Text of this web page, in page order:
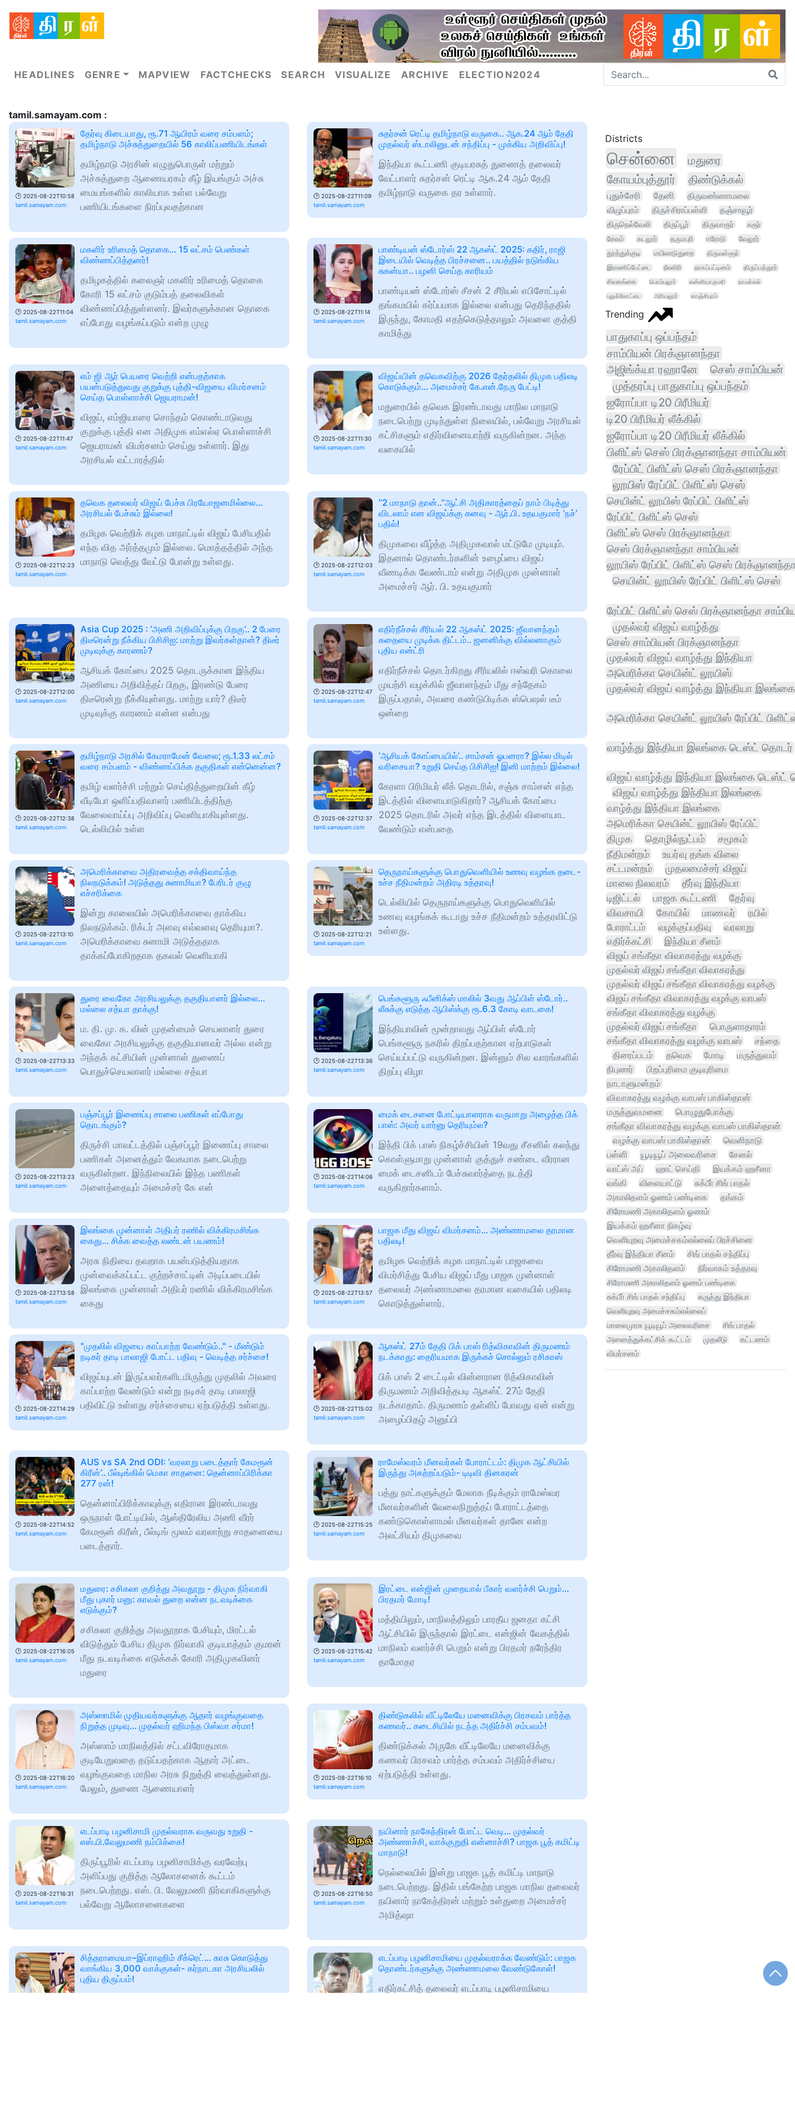
HEADLINES GENRE MAPVIEW FACTCHECKS SEARCH VISUALIZE ARCHIVE ELECTION2024
tamil.samayam.com :
🕑 2025-08-22T10:58
tamil.samayam.com
தேர்வு கிடையாது, ரூ.71 ஆயிரம் வரை சம்பளம்;
தமிழ்நாடு அச்சுத்துறையில் 56 காலிப்பணியிடங்கள்
தமிழ்நாடு அரசின் எழுதுபொருள் மற்றும்
அச்சுத்துறை ஆணையரகம் கீழ் இயங்கும் அச்சு
மையங்களில் காலியாக உள்ள பல்வேறு
பணியிடங்களை நிரப்புவதற்கான
🕑 2025-08-22T11:09
tamil.samayam.com
சுதர்சன் ரெட்டி தமிழ்நாடு வருகை.. ஆக.24 ஆம் தேதி
முதல்வர் ஸ்டாலினுடன் சந்திப்பு - முக்கிய அறிவிப்பு!
இந்தியா கூட்டணி குடியரசுத் துணைத் தலைவர்
வேட்பாளர் சுதர்சன் ரெட்டி ஆக.24 ஆம் தேதி
தமிழ்நாடு வருகை தர உள்ளார்.
🕑 2025-08-22T11:04
tamil.samayam.com
மகளிர் உரிமைத் தொகை... 15 லட்சம் பெண்கள்
விண்ணப்பித்தனர்!
தமிழகத்தில் கலைஞர் மகளிர் உரிமைத் தொகை
கோரி 15 லட்சம் குடும்பத் தலைவிகள்
விண்ணப்பித்துள்ளனர். இவர்களுக்கான தொகை
எப்போது வழங்கப்படும் என்ற முழு
🕑 2025-08-22T11:14
tamil.samayam.com
பாண்டியன் ஸ்டோர்ஸ் 22 ஆகஸ்ட் 2025: கதிர், ராஜி
இடையில் வெடித்த பிரச்சனை.. பயத்தில் நடுங்கிய
சுகன்யா.. பழனி செய்த காரியம்
பாண்டியன் ஸ்டோர்ஸ் சீசன் 2 சீரியல் எபிசோட்டில்
தங்கமயில் கர்ப்பமாக இல்லை என்பது தெரிந்ததில்
இருந்து, கோமதி எதற்கெடுத்தாலும் அவளை குத்தி
காமித்து
🕑 2025-08-22T11:47
tamil.samayam.com
எம் ஜி ஆர் பெயரை வெற்றி என்பதற்காக
பயன்படுத்துவது குறுக்கு புத்தி-விஜயை விமர்சனம்
செய்த பொள்ளாச்சி ஜெயராமன்!
விஜய், எம்ஜியாரை சொந்தம் கொண்டாடுவது
குறுக்கு புத்தி என அதிமுக எம்எல்ஏ பொள்ளாச்சி
ஜெயராமன் விமர்சனம் செய்து உள்ளார். இது
அரசியல் வட்டாரத்தில்
🕑 2025-08-22T11:30
tamil.samayam.com
விஜய்யின் தவெகவிற்கு 2026 தேர்தலில் திமுக பதிலடி
கொடுக்கும்… அமைச்சர் கே.என்.நேரு பேட்டி!
மதுரையில் தவெக இரண்டாவது மாநில மாநாடு
நடைபெற்று முடிந்துள்ள நிலையில், பல்வேறு அரசியல்
கட்சிகளும் எதிர்வினையாற்றி வருகின்றன. அந்த
வகையில்
🕑 2025-08-22T12:23
tamil.samayam.com
தவெக தலைவர் விஜய் பேச்சு பிரயோஜனமில்லை...
அரசியல் பேச்சும் இல்லை!
தமிழக வெற்றிக் கழக மாநாட்டில் விஜய் பேசியதில்
எந்த வித அர்த்தமும் இல்லை. மொத்தத்தில் அந்த
மாநாடு வெத்து வேட்டு போன்று உள்ளது.
🕑 2025-08-22T12:03
tamil.samayam.com
’’2 மாநாடு தான்..’’ஆட்சி அதிகாரத்தைப் நாம் பிடித்து
விடலாம் என விஜய்க்கு கனவு - ஆர்.பி. உதயகுமார் ’நச்’
பதில்!
திமுகவை வீழ்த்த அதிமுகவால் மட்டுமே முடியும்.
இதனால் தொண்டர்களின் உழைப்பை விஜய்
வீணடிக்க வேண்டாம் என்று அதிமுக முன்னாள்
அமைச்சர் ஆர். பி. உதயகுமார்
🕑 2025-08-22T12:00
tamil.samayam.com
Asia Cup 2025 : ‘அணி அறிவிப்புக்கு பிறகு’.. 2 பேரை
திடீரென்று நீக்கிய பிசிசிஐ: மாற்று இவர்கள்தான்? திடீர்
முடிவுக்கு காரணம்?
ஆசியக் கோப்பை 2025 தொடருக்கான இந்திய
அணியை அறிவித்தப் பிறகு, இரண்டு பேரை
திடீரென்று நீக்கியுள்ளது. மாற்று யார்? திடீர்
முடிவுக்கு காரணம் என்ன என்பது
🕑 2025-08-22T12:47
tamil.samayam.com
எதிர்நீச்சல் சீரியல் 22 ஆகஸ்ட் 2025: ஜீவானந்தம்
கதையை முடிக்க திட்டம்.. ஜனனிக்கு வில்லனாகும்
புதிய என்ட்ரி
எதிர்நீச்சல் தொடர்கிறது சீரியலில் ஈஸ்வரி கொலை
முயற்சி வழக்கில் ஜீவானந்தம் மீது சந்தேகம்
இருப்பதால், அவரை கண்டுபிடிக்க ஸ்பெஷல் டீம்
ஒன்றை
🕑 2025-08-22T12:38
tamil.samayam.com
தமிழ்நாடு அரசில் கேமராமேன் வேலை; ரூ.1.33 லட்சம்
வரை சம்பளம் - விண்ணப்பிக்க தகுதிகள் என்னென்ன?
தமிழ் வளர்ச்சி மற்றும் செய்தித்துறையின் கீழ்
வீடியோ ஒளிப்பதிவாளர் பணியிடத்திற்கு
வேலைவாய்ப்பு அறிவிப்பு வெளியாகியுள்ளது.
டெல்லியில் உள்ள
🕑 2025-08-22T12:37
tamil.samayam.com
‘ஆசியக் கோப்பையில்’.. சாம்சன் ஓபனரா? இல்ல மிடில்
வரிசையா? உறுதி செய்த பிசிசிஐ! இனி மாற்றம் இல்லை!
கேரளா பிரிமியர் லீக் தொடரில், சஞ்சு சாம்சன் எந்த
இடத்தில் விளையாடுகிறார்? ஆசியக் கோப்பை
2025 தொடரில் அவர் எந்த இடத்தில் விளையாட
வேண்டும் என்பதை
🕑 2025-08-22T13:10
tamil.samayam.com
அமெரிக்காவை அதிரவைத்த சக்திவாய்ந்த
நிலநடுக்கம்! அடுத்தது சுனாமியா? பேரிடர் குழு
எச்சரிக்கை
இன்று காலையில் அமெரிக்காவை தாக்கிய
நிலநடுக்கம். ரிக்டர் அளவு எவ்வளவு தெரியுமா?.
அமெரிக்காவை சுனாமி அடுத்ததாக
தாக்கப்போகிறதாக தகவல் வெளியாகி
🕑 2025-08-22T12:21
tamil.samayam.com
தெருநாய்களுக்கு பொதுவெளியில் உணவு வழங்க தடை-
உச்ச நீதிமன்றம் அதிரடி உத்தரவு!
டெல்லியில் தெருநாய்களுக்கு பொதுவெளியில்
உணவு வழங்கக் கூடாது உச்ச நீதிமன்றம் உத்தரவிட்டு
உள்ளது.
🕑 2025-08-22T13:33
tamil.samayam.com
துரை வைகோ அரசியலுக்கு தகுதியானர் இல்லை...
மல்லை சத்யா தாக்கு!
ம. தி. மு. க. வின் முதன்மைச் செயலாளர் துரை
வைகோ அரசியலுக்கு தகுதியானவர் அல்ல என்று
அந்தக் கட்சியின் முன்னாள் துணைப்
பொதுச்செயலாளர் மல்லை சத்யா
🕑 2025-08-22T13:36
tamil.samayam.com
பெங்களூரு ஃபீனிக்ஸ் மாலில் 3வது ஆப்பிள் ஸ்டோர்..
லீசுக்கு எடுத்த ஆபிஸ்க்கு ரூ.6.3 கோடி வாடகை!
இந்தியாவின் மூன்றாவது ஆப்பிள் ஸ்டோர்
பெங்களூரு நகரில் திறப்பதற்கான ஏற்பாடுகள்
செய்யப்பட்டு வருகின்றன. இன்னும் சில வாரங்களில்
திறப்பு விழா
🕑 2025-08-22T13:23
tamil.samayam.com
பஞ்சப்பூர் இணைப்பு சாலை பணிகள் எப்போது
தொடங்கும்?
திருச்சி மாவட்டத்தில் பஞ்சப்பூர் இணைப்பு சாலை
பணிகள் அனைத்தும் வேகமாக நடைபெற்று
வருகின்றன. இந்நிலையில் இந்த பணிகள்
அனைத்தையும் அமைச்சர் கே என்
🕑 2025-08-22T14:06
tamil.samayam.com
மைக் டைசனை போட்டியாளராக வருமாறு அழைத்த பிக்
பாஸ்: அவர் யார்னு தெரியும்ல?
இந்தி பிக் பாஸ் நிகழ்ச்சியின் 19வது சீசனில் கலந்து
கொள்ளுமாறு முன்னாள் குத்துச் சண்டை வீரரான
மைக் டைசனிடம் பேச்சுவார்த்தை நடத்தி
வருகிறார்களாம்.
🕑 2025-08-22T13:58
tamil.samayam.com
இலங்கை முன்னாள் அதிபர் ரணில் விக்கிரமசிங்க
கைது… சிக்க வைத்த லண்டன் பயணம்!
அரசு நிதியை தவறாக பயன்படுத்தியதாக
முன்வைக்கப்பட்ட குற்றச்சாட்டின் அடிப்படையில்
இலங்கை முன்னாள் அதிபர் ரணில் விக்கிரமசிங்க
கைது
🕑 2025-08-22T13:57
tamil.samayam.com
பாஜக மீது விஜய் விமர்சனம்... அண்ணாமலை தரமான
பதிலடி!
தமிழக வெற்றிக் கழக மாநாட்டில் பாஜகவை
விமர்சித்து பேசிய விஜய் மீது பாஜக முன்னாள்
தலைவர் அண்ணாமலை தரமான வகையில் பதிலடி
கொடுத்துள்ளார்.
🕑 2025-08-22T14:29
tamil.samayam.com
"முதலில் விஜயை காப்பாற்ற வேண்டும்.." - மீண்டும்
நடிகர் தாடி பாலாஜி போட்ட பதிவு - வெடித்த சர்ச்சை!
விஜய்யுடன் இருப்பவர்களிடமிருந்து முதலில் அவரை
காப்பாற்ற வேண்டும் என்று நடிகர் தாடி பாலாஜி
பதிவிட்டு உள்ளது சர்ச்சையை ஏற்படுத்தி உள்ளது.
🕑 2025-08-22T15:02
tamil.samayam.com
ஆகஸ்ட் 27ம் தேதி பிக் பாஸ் ரித்விகாவின் திருமணம்
நடக்காது: தைரியமாக இருக்கச் சொல்லும் ரசிகாஸ்
பிக் பாஸ் 2 டைட்டில் வின்னரான ரித்விகாவின்
திருமணம் அறிவித்தபடி ஆகஸ்ட் 27ம் தேதி
நடக்காதாம். திருமணம் தள்ளிப் போவது ஏன் என்று
அழைப்பிதழ் அனுப்பி
🕑 2025-08-22T14:52
tamil.samayam.com
AUS vs SA 2nd ODI: ‘வரலாறு படைத்தார் கேமரூன்
கிரீன்’.. பீல்டிங்கில் மெகா சாதனை: தென்னாப்பிரிக்கா
277 ரன்!
தென்னாப்பிரிக்காவுக்கு எதிரான இரண்டாவது
ஒருநாள் போட்டியில், ஆஸ்திரேலிய அணி வீரர்
கேமரூன் கிரீன், பீல்டிங் மூலம் வரலாற்று சாதனையை
படைத்தார்.
🕑 2025-08-22T15:25
tamil.samayam.com
ராமேஸ்வரம் மீனவர்கள் போராட்டம்: திமுக ஆட்சியில்
இருந்து அகற்றப்படும்- டிடிவி தினகரன்
பத்து நாட்களுக்கும் மேலாக நீடிக்கும் ராமேஸ்வர
மீனவர்களின் வேலைநிறுத்தப் போராட்டத்தை
கண்டுகொள்ளாமல் மீனவர்கள் தானே என்ற
அலட்சியம் திமுகவை
🕑 2025-08-22T16:05
tamil.samayam.com
மதுரை: சசிகலா குறித்து அவதூறு - திமுக நிர்வாகி
மீது புகார் மனு: காவல் துறை என்ன நடவடிக்கை
எடுக்கும்?
சசிகலா குறித்து அவதூறாக பேசியும், மிரட்டல்
விடுத்தும் பேசிய திமுக நிர்வாகி குடியாத்தம் குமரன்
மீது நடவடிக்கை எடுக்கக் கோரி அதிமுகவினர்
மதுரை
🕑 2025-08-22T15:42
tamil.samayam.com
இரட்டை என்ஜின் முறையால் பீகார் வளர்ச்சி பெறும்...
பிரதமர் மோடி!
மத்தியிலும், மாநிலத்திலும் பாரதீய ஜனதா கட்சி
ஆட்சியில் இருந்தால் இரட்டை என்ஜின் வேகத்தில்
மாநிலம் வளர்ச்சி பெறும் என்று பிரதமர் நரேந்திர
தாமோதர
🕑 2025-08-22T16:20
tamil.samayam.com
அஸ்ஸாமில் முதியவர்களுக்கு ஆதார் வழங்குவதை
நிறுத்த முடிவு... முதல்வர் ஹிமந்த பிஸ்வா சர்மா!
அஸ்ஸாம் மாநிலத்தில் சட்டவிரோதமாக
குடியேறுவதை தடுப்பதற்காக ஆதார் அட்டை
வழங்குவதை மாநில அரசு நிறுத்தி வைத்துள்ளது.
மேலும், துணை ஆணையாளர்
🕑 2025-08-22T16:10
tamil.samayam.com
திண்டுகலில் வீட்டிலேயே மனைவிக்கு பிரசவம் பார்த்த
கணவர்.. கடைசியில் நடந்த அதிர்ச்சி சம்பவம்!
திண்டுக்கல் அருகே வீட்டிலேயே மனைவிக்கு
கணவர் பிரசவம் பார்த்த சம்பவம் அதிர்ச்சியை
ஏற்படுத்தி உள்ளது.
🕑 2025-08-22T16:31
tamil.samayam.com
எடப்பாடி பழனிசாமி முதல்வராக வருவது உறுதி -
எஸ்.பி.வேலுமணி நம்பிக்கை!
திருப்பூரில் எடப்பாடி பழனிசாமிக்கு வரவேற்பு
அளிப்பது குறித்த ஆலோசனைக் கூட்டம்
நடைபெற்றது. எஸ். பி. வேலுமணி நிர்வாகிகளுக்கு
பல்வேறு ஆலோசனைகளை
🕑 2025-08-22T16:50
tamil.samayam.com
நயினார் நாகேந்திரன் போட்ட வெடி... முதல்வர்
அண்ணாச்சி, வாக்குறுதி என்னாச்சி? பாஜக பூத் கமிட்டி
மாநாடு!
நெல்லையில் இன்று பாஜக பூத் கமிட்டி மாநாடு
நடைபெற்றது. இதில் பங்கேற்ற பாஜக மாநில தலைவர்
நயினார் நாகேந்திரன் மற்றும் உள்துறை அமைச்சர்
அமித்ஷா
சித்தராமையா–இப்ராஹிம் சீக்ரெட்… காசு கொடுத்து
வாங்கிய 3,000 வாக்குகள்- கர்நாடகா அரசியலில்
புதிய திருப்பம்!
எடப்பாடி பழனிசாமியை முதல்வராக்க வேண்டும்: பாஜக
தொண்டர்களுக்கு அண்ணாமலை வேண்டுகோள்!
எதிர்கட்சித் தலைவர் எடப்பாடி பழனிசாமியை
Districts
சென்னை
மதுரை
கோயம்புத்தூர்
திண்டுக்கல்
புதுச்சேரி தேனி திருவண்ணாமலை
விழுப்புரம் திருச்சிராப்பள்ளி
தஞ்சாவூர்
திருநெல்வேலி
திருப்பூர் திருவாரூர்
கரூர்
சேலம்
கடலூர் தருமபுரி ஈரோடு
வேலூர்
தூத்துக்குடி
மயிலாடுதுறை திருவள்ளூர்
இராணிப்பேட்டை நீலகிரி நாகப்பட்டினம்
திருப்பத்தூர்
சிவகங்கை
பெரம்பலூர் கன்னியாகுமரி
நாமக்கல்
புதுக்கோட்டை
அரியலூர் காஞ்சிபுரம்
Trending
பாதுகாப்பு ஒப்பந்தம்
சாம்பியன் பிரக்ஞானந்தா
அஜிங்க்யா ரஹானே
செஸ் சாம்பியன்
முத்தரப்பு பாதுகாப்பு ஒப்பந்தம்
ஐரோப்பா டி20 பிரீமியர்
டி20 பிரீமியர் லீக்கில்
ஐரோப்பா டி20 பிரீமியர் லீக்கில்
பிளிட்ஸ் செஸ் பிரக்ஞானந்தா சாம்பியன்
ரேப்பிட் பிளிட்ஸ் செஸ் பிரக்ஞானந்தா
லூயிஸ் ரேப்பிட் பிளிட்ஸ் செஸ்
செயின்ட் லூயிஸ் ரேப்பிட் பிளிட்ஸ்
ரேப்பிட் பிளிட்ஸ் செஸ்
பிளிட்ஸ் செஸ் பிரக்ஞானந்தா
செஸ் பிரக்ஞானந்தா சாம்பியன்
லூயிஸ் ரேப்பிட் பிளிட்ஸ் செஸ்
செயின்ட் லூயிஸ் ரேப்பிட் பிளிட்ஸ் செஸ்
ரேப்பிட் பிளிட்ஸ் செஸ் பிரக்ஞானந்தா
முதல்வர் விஜய் வாழ்த்து
செஸ் சாம்பியன் பிரக்ஞானந்தா
முதல்வர் விஜய் வாழ்த்து இந்தியா
அமெரிக்கா செயின்ட் லூயிஸ்
முதல்வர் விஜய் வாழ்த்து இந்தியா இலங்கை
அமெரிக்கா செயின்ட் லூயிஸ் ரேப்பிட்
வாழ்த்து இந்தியா இலங்கை டெஸ்ட் தொடர்
விஜய் வாழ்த்து இந்தியா இலங்கை டெஸ்ட்
விஜய் வாழ்த்து இந்தியா இலங்கை
வாழ்த்து இந்தியா இலங்கை
அமெரிக்கா செயின்ட் லூயிஸ் ரேப்பிட்
திமுக
தொழில்நுட்பம்
சமூகம்
நீதிமன்றம்
உயர்வு தங்க விலை
சட்டமன்றம்
முதலமைச்சர் விஜய்
மாலை நிலவரம்
தீர்வு இந்தியா
டிஜிட்டல்
பாஜக கூட்டணி
தேர்வு
விவசாயி
கோயில் மாணவர்
ரயில்
போராட்டம்
வழக்குப்பதிவு
வரலாறு
எதிர்க்கட்சி
இந்தியா சீனம்
விஜய் சங்கீதா விவாகரத்து வழக்கு
முதல்வர் விஜய் சங்கீதா விவாகரத்து
முதல்வர் விஜய் சங்கீதா விவாகரத்து வழக்கு
விஜய் சங்கீதா விவாகரத்து வழக்கு வாபஸ்
சங்கீதா விவாகரத்து வழக்கு
முதல்வர் விஜய் சங்கீதா
பொருளாதாரம்
சங்கீதா விவாகரத்து வழக்கு வாபஸ்
சந்தை
திரைப்படம்
தவெக மோடி
மருத்துவம்
நிபுணர்
பிறப்புரிமை குடியுரிமை
நாடாளுமன்றம்
விவாகரத்து வழக்கு வாபஸ் பாகிஸ்தான்
மருத்துவமனை
பொழுதுபோக்கு
சங்கீதா விவாகரத்து வழக்கு வாபஸ் பாகிஸ்தான்
வழக்கு வாபஸ் பாகிஸ்தான்
வெளிநாடு
பள்ளி
யூடியூப் அலைவரிசை
சேனல்
வாட்ஸ் அப்
ஹாட் செய்தி
இயக்கம் ஹசீனா
வங்கி
விளையாட்டு
சுக்பீா் சிங் பாதல்
அகாலிதளம் ஓணம் பண்டிகை
தங்கம்
சிரோமணி அகாலிதளம் ஓணம்
இயக்கம் ஹசீனா நிகழ்வு
வெளியுறவு அமைச்சகம்எல்லைப் பிரச்சினை
தீர்வு இந்தியா சீனம்
சிங் பாதல் சந்திப்பு
சிரோமணி அகாலிதளம்
நிர்வாகம் உத்தரவு
சிரோமணி அகாலிதளம் ஓணம் பண்டிகை
சுக்பீா் சிங் பாதல் சந்திப்பு
கருத்து இந்தியா
வெளியுறவு அமைச்சகம்எல்லைப்
மாலைமுரசு யூடியூப் அலைவரிசை
சிங் பாதல்
அனைத்துக்கட்சிக் கூட்டம்
முதலீடு கட்டணம்
விமர்சனம்